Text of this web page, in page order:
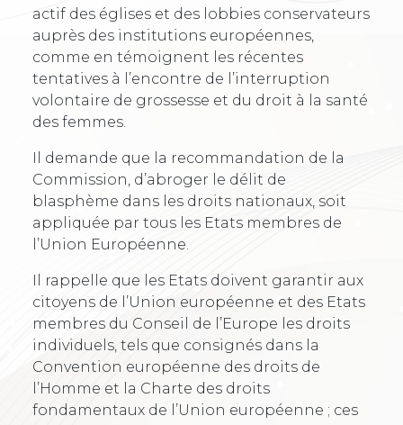
actif des églises et des lobbies conservateurs
auprès des institutions européennes,
comme en témoignent les récentes
tentatives à l’encontre de l’interruption
volontaire de grossesse et du droit à la santé
des femmes.
Il demande que la recommandation de la
Commission, d’abroger le délit de
blasphème dans les droits nationaux, soit
appliquée par tous les Etats membres de
l’Union Européenne.
Il rappelle que les Etats doivent garantir aux
citoyens de l’Union européenne et des Etats
membres du Conseil de l’Europe les droits
individuels, tels que consignés dans la
Convention européenne des droits de
l’Homme et la Charte des droits
fondamentaux de l’Union européenne ; ces